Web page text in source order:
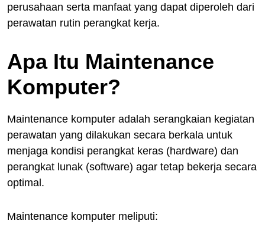
perusahaan serta manfaat yang dapat diperoleh dari
perawatan rutin perangkat kerja.
Apa Itu Maintenance
Komputer?
Maintenance komputer adalah serangkaian kegiatan
perawatan yang dilakukan secara berkala untuk
menjaga kondisi perangkat keras (hardware) dan
perangkat lunak (software) agar tetap bekerja secara
optimal.
Maintenance komputer meliputi: